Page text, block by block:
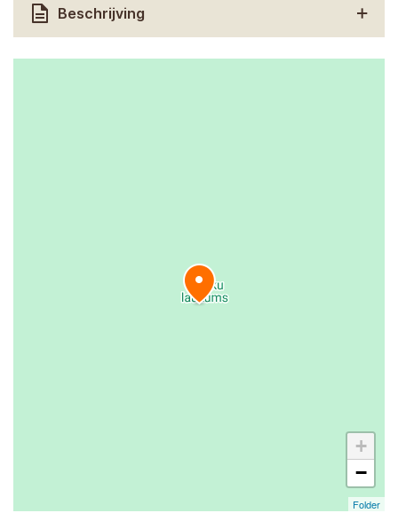
Beschrijving
+
−
Folder